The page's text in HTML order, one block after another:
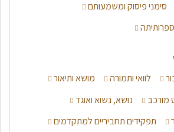
סימני פיסוק ומשמעותם
לוואי ותמורה
מושא ותיאור
מורכב
נושא, נשוא ואוגד
תפקידים תחביריים למתקדמים